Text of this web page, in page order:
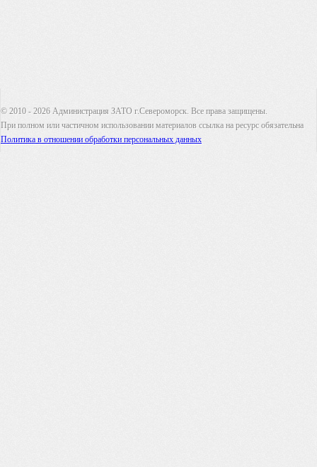
© 2010 - 2026 Администрация ЗАТО г.Североморск. Все права защищены.
При полном или частичном использовании материалов ссылка на ресурс обязательна
Политика в отношении обработки персональных данных